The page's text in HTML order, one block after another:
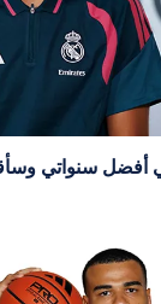
أفضل سنواتي